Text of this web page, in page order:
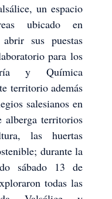
un espacio
ubicado en
sus puestas
para los
y Química
territorio además
salesianos en
alberga territorios
las huertas
durante la
sábado 13 de
todas las